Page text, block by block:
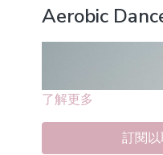
Aerobic
了解更多
訂閱